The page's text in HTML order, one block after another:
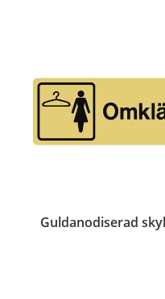
Guldanodiserad